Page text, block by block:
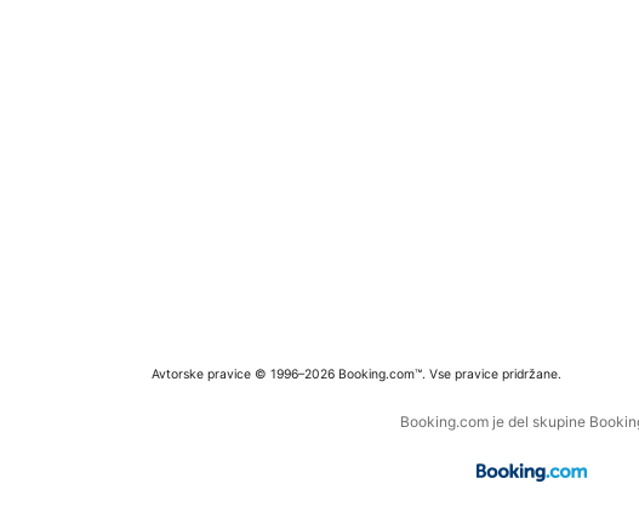
Avtorske pravice © 1996–2026 Booking.com™. Vse pravice pridržane.
Booking.com je del skupine